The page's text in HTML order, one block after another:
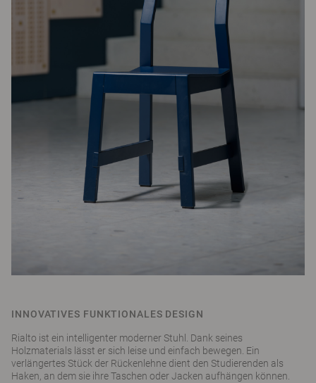
INNOVATIVES FUNKTIONALES DESIGN
Rialto ist ein intelligenter moderner Stuhl. Dank seines
Holzmaterials lässt er sich leise und einfach bewegen. Ein
verlängertes Stück der Rückenlehne dient den Studierenden als
Haken, an dem sie ihre Taschen oder Jacken aufhängen können.